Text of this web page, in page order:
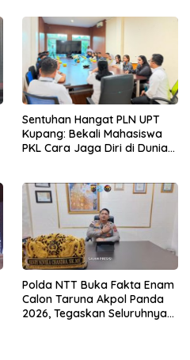
Sentuhan Hangat PLN UPT
Kupang: Bekali Mahasiswa
PKL Cara Jaga Diri di Dunia
Polda NTT Buka Fakta Enam
Calon Taruna Akpol Panda
2026, Tegaskan Seluruhnya